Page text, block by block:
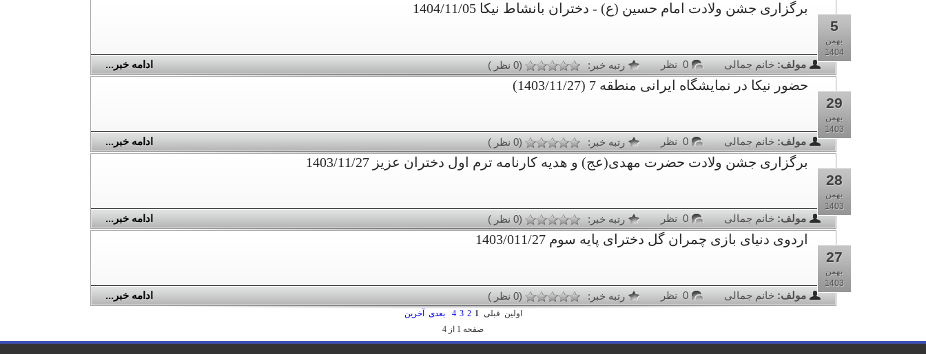
5
بهمن
1404
برگزاری جشن ولادت امام حسین (ع) - دختران بانشاط نیکا 1404/11/05
مولف: خانم جمالی 0 نظر رتبه خبر: (0 نظر ) ادامه خبر...
29
بهمن
1403
حضور نیکا در نمایشگاه ایرانی منطقه 7 (1403/11/27)
مولف: خانم جمالی 0 نظر رتبه خبر: (0 نظر ) ادامه خبر...
28
بهمن
1403
برگزاری جشن ولادت حضرت مهدی(عج) و هدیه کارنامه ترم اول دختران عزیز 1403/11/27
مولف: خانم جمالی 0 نظر رتبه خبر: (0 نظر ) ادامه خبر...
27
بهمن
1403
اردوی دنیای بازی چمران گل دخترای پایه سوم 1403/011/27
مولف: خانم جمالی 0 نظر رتبه خبر: (0 نظر ) ادامه خبر...
اولین قبلی 1
2
3
4 بعدی
آخرین
صفحه 1 از 4